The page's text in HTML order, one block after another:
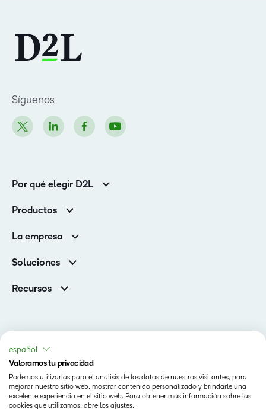
Síguenos
Por qué elegir D2L
Clientes corporativos
Productos
Servicios y asistencia
Asistencia
La empresa
Contactos y ubicaciones
Sala de Prensa
Soluciones
Educación primaria y secundaria
Servicios Para El Cuidado De La Salud
Recursos
Eventos
Comunidad
Condiciones de Uso
D2L Página de cookies
español
Valoramos tu privacidad
Podemos utilizarlas para el análisis de los datos de nuestros visitantes, para
mejorar nuestro sitio web, mostrar contenido personalizado y brindarle una
excelente experiencia en el sitio web. Para obtener más información sobre las
cookies que utilizamos, abre los ajustes.